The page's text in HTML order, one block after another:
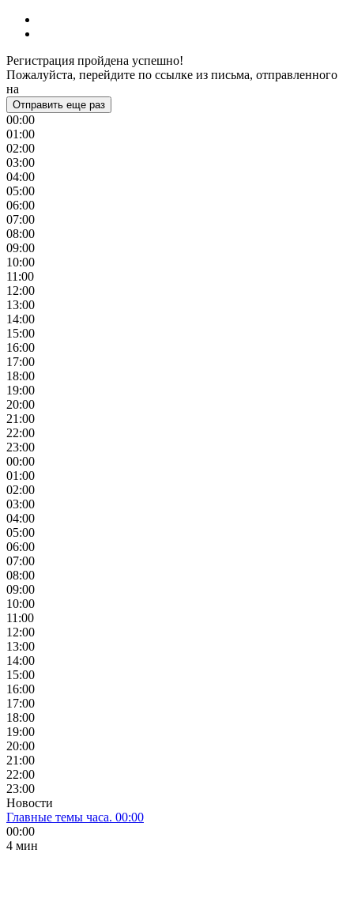
Регистрация пройдена успешно!
Пожалуйста, перейдите по ссылке из письма, отправленного
на
Отправить еще раз
00:00
01:00
02:00
03:00
04:00
05:00
06:00
07:00
08:00
09:00
10:00
11:00
12:00
13:00
14:00
15:00
16:00
17:00
18:00
19:00
20:00
21:00
22:00
23:00
00:00
01:00
02:00
03:00
04:00
05:00
06:00
07:00
08:00
09:00
10:00
11:00
12:00
13:00
14:00
15:00
16:00
17:00
18:00
19:00
20:00
21:00
22:00
23:00
Новости
Главные темы часа. 00:00
00:00
4 мин